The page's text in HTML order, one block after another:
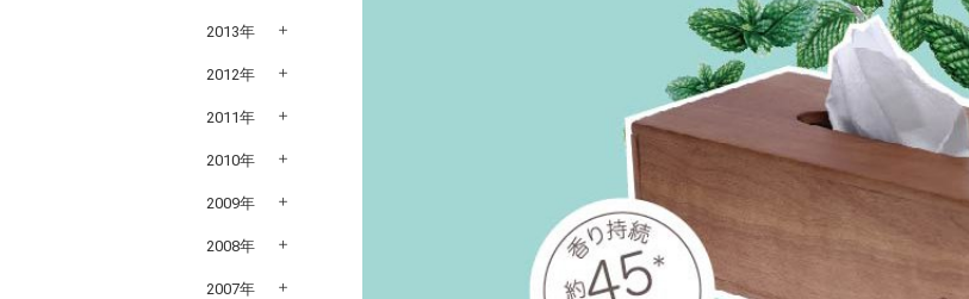
2013年
2012年
2011年
2010年
2009年
2008年
2007年